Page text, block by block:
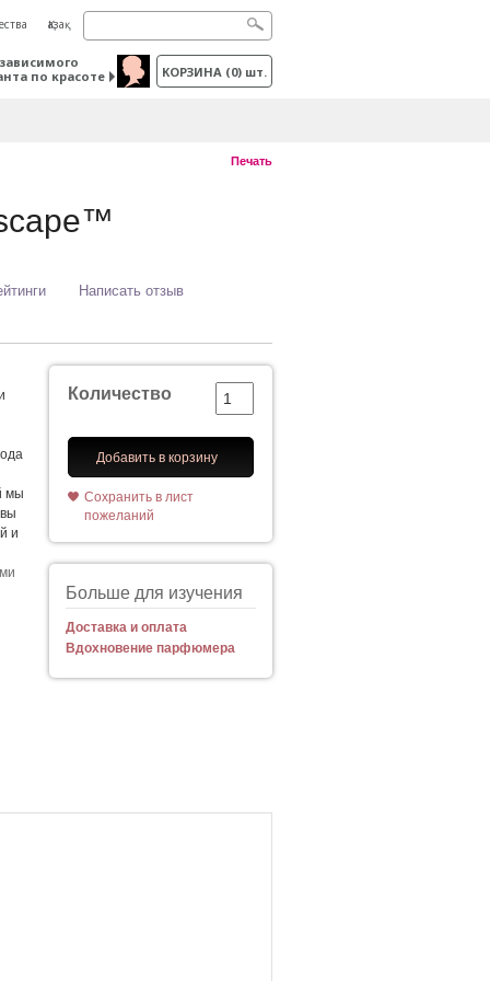
Қазақ
по красоте
КОРЗИНА (0) шт.
Печать
Написать отзыв
Количество
Добавить в корзину
Сохранить в лист
пожеланий
Больше для изучения
Доставка и оплата
Вдохновение парфюмера
мы
и